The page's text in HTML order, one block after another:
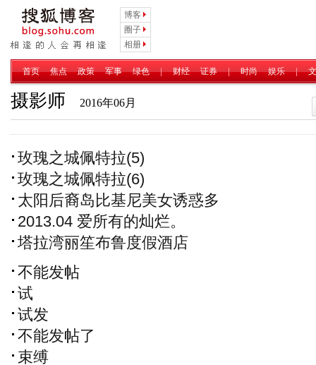
博客
圈子
相册
首页 焦点 政策 军事 绿色 | 财经 证券 | 时尚 娱乐 |
摄影师 2016年06月
玫瑰之城佩特拉(5)
玫瑰之城佩特拉(6)
太阳后裔岛比基尼美女诱惑多
2013.04 爱所有的灿烂。
塔拉湾丽笙布鲁度假酒店
不能发帖
试
试发
不能发帖了
束缚